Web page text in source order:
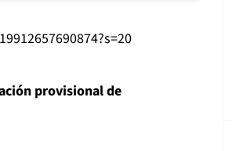
provisional de